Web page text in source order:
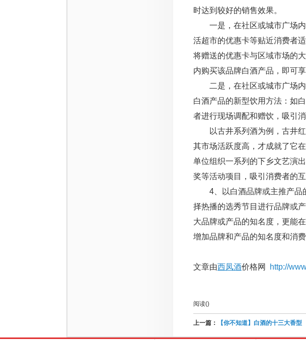
时达到较好的销售效果。
一是，在社区或城市广场内
活超市的优惠卡等贴近消费者
将赠送的优惠卡与区域市场的
内购买该品牌白酒产品，即可
二是，在社区或城市广场内
白酒产品的新型饮用方法：如
者进行现场调配和赠饮，吸引
以古井系列酒为例，古井红
其市场活跃度高，才成就了它
单位组织一系列的下乡文艺演
奖等活动项目，吸引消费者的
4、以白酒品牌或主推产品的
择热播的选秀节目进行品牌或
大品牌或产品的知名度，更能
增加品牌和产品的知名度和消费
文章由西凤酒价格网 http://
阅读()
上一篇： 【你不知道】白酒的十三大香型